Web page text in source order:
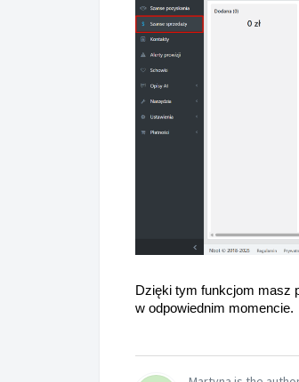
Dzięki tym funkcjom masz
w odpowiednim momencie.